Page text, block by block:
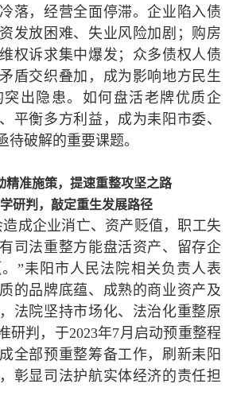
落，经营全面停滞。企业陷入债
发放困难、失业风险加剧；购房
权诉求集中爆发；众多债权人债
盾交织叠加，成为影响地方民生
出隐患。如何盘活老牌优质企
平衡多方利益，成为耒阳市委、
待破解的重要课题。
精准施策，提速重整攻坚之路
学研判，敲定重生发展路径
企业消亡、资产贬值，职工失
司法重整方能盘活资产、留存企
”耒阳市人民法院相关负责人表
的品牌底蕴、成熟的商业资产及
法院坚持市场化、法治化重整原
研判，于2023年7月启动预重整程
全部预重整筹备工作，刷新耒阳
彰显司法护航实体经济的责任担